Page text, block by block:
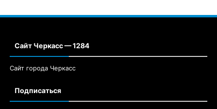
Сайт Черкасс — 1284
Сайт города Черкасс
Подписаться